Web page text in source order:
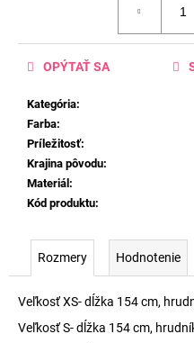
Kategória:
Farba:
Príležitosť:
Krajina pôvodu:
Materiál :
Kód produktu:
OPÝTAŤ SA
Rozmery Hodnotenie
Veľkosť XS- dĺžka 154 cm,
Veľkosť S- dĺžka 154 cm,